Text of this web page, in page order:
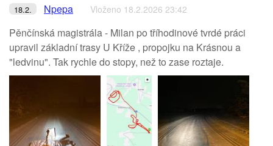
18.2. Npepa Vloženo 18.2.2026 23:42
Pěnčínská magistrála - Milan po tříhodinové tvrdé práci
upravil základní trasy U Kříže , propojku na Krásnou a
"ledvinu". Tak rychle do stopy, než to zase roztaje.